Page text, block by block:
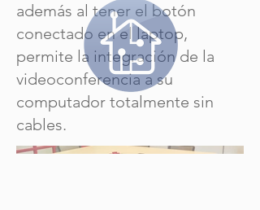
además al tener el botón
conectado en el laptop,
permite la integración de la
videoconferencia a su
computador totalmente sin
cables.